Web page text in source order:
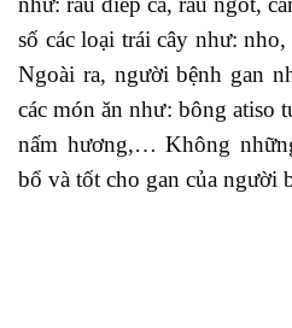
số các loại trái cây như:
Ngoài ra, người bệnh gan
các món ăn như: bông atiso
nấm hương,… Không
bổ và tốt cho gan của người